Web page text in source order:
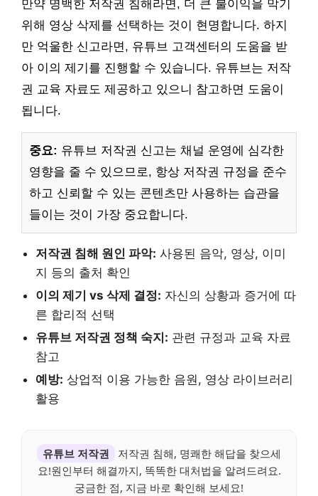
만약 명백한 저작권 침해라면, 더 큰 불이익을 막기
위해 영상 삭제를 선택하는 것이 현명합니다. 하지
만 억울한 신고라면, 유튜브 고객센터의 도움을 받
아 이의 제기를 진행할 수 있습니다. 유튜브는 저작
권 교육 자료도 제공하고 있으니 참고하면 도움이
됩니다.
중요: 유튜브 저작권 신고는 채널 운영에 심각한
영향을 줄 수 있으므로, 항상 저작권 규정을 준수
하고 신뢰할 수 있는 콘텐츠만 사용하는 습관을
들이는 것이 가장 중요합니다.
저작권 침해 원인 파악: 사용된 음악, 영상, 이미
지 등의 출처 확인
이의 제기 vs 삭제 결정: 자신의 상황과 증거에 따
른 합리적 선택
유튜브 저작권 정책 숙지: 관련 규정과 교육 자료
참고
예방: 상업적 이용 가능한 음원, 영상 라이브러리
활용
유튜브 저작권
저작권 침해, 명쾌한 해답을 찾으세
요!원인부터 해결까지, 똑똑한 대처법을 알려드려요.
궁금한 점, 지금 바로 확인해 보세요!